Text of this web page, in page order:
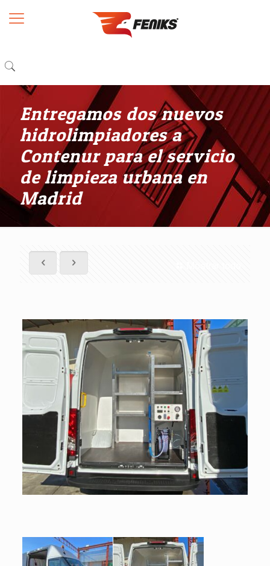
Entregamos dos nuevos
hidrolimpiadores a
Contenur para el servicio
de limpieza urbana en
Madrid